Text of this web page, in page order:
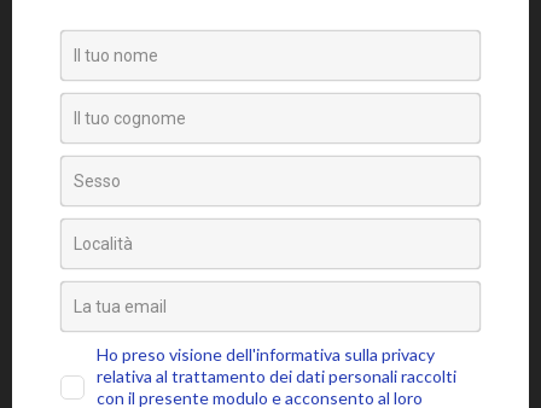
PARTECIPA ALLA COMMUNITY MINDFUL, ISCRIVITI ALLA